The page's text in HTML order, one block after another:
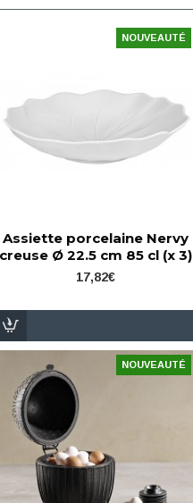
NOUVEAUTÉ
Assiette porcelaine Nervy
Ø 22.5 cm 85 cl (x 3)
17,82€
NOUVEAUTÉ